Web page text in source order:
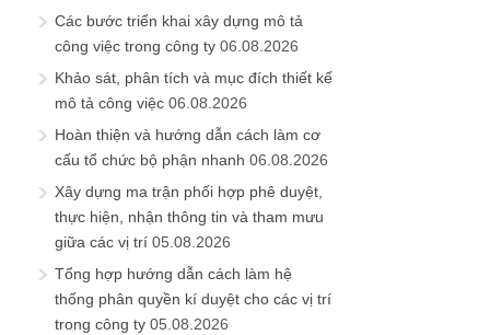
Các bước triển khai xây dựng mô tả
công việc trong công ty 06.08.2026
Khảo sát, phân tích và mục đích thiết kế
mô tả công việc 06.08.2026
Hoàn thiện và hướng dẫn cách làm cơ
cấu tổ chức bộ phận nhanh 06.08.2026
Xây dựng ma trận phối hợp phê duyệt,
thực hiện, nhận thông tin và tham mưu
giữa các vị trí 05.08.2026
Tổng hợp hướng dẫn cách làm hệ
thống phân quyền kí duyệt cho các vị trí
trong công ty 05.08.2026